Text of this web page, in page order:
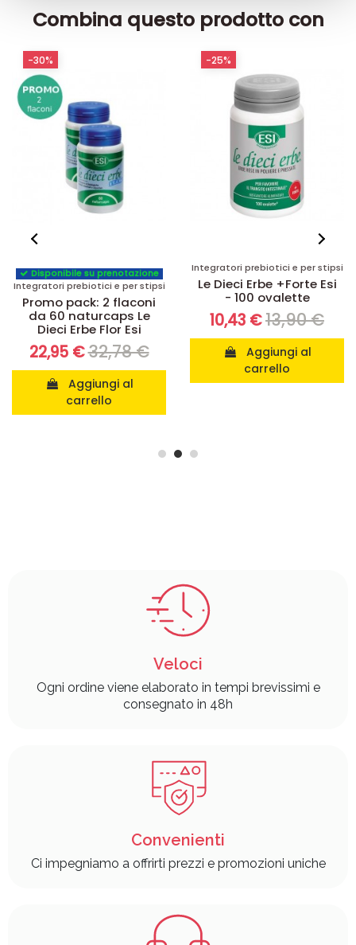
Combina questo prodotto con
Disponibile su prenotazione
Integratori prebiotici e per stipsi
Promo pack: 2 flaconi
da 60 naturcaps Le
Dieci Erbe Flor Esi
22,95 €32,78 €
carrello
-30%
Integratori prebiotici e per stipsi
Le Dieci Erbe +Forte Esi
- 100 ovalette
10,43 €13,90 €
carrello
-25%
Veloci
Ogni ordine viene elaborato in tempi brevissimi e
consegnato in 48h
Convenienti
Ci impegniamo a offrirti prezzi e promozioni uniche